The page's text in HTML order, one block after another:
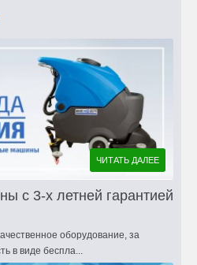
ЧИТАТЬ ДАЛЕЕ
с 3-х летней гарантией
оборудование, за
в виде беспла...